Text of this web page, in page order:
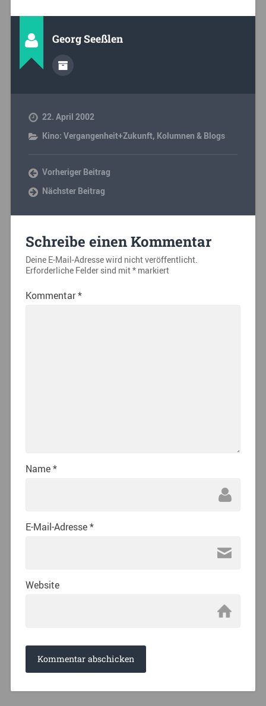
Georg Seeßlen
22. April 2002
Kino: Vergangenheit+Zukunft, Kolumnen & Blogs
Vorheriger Beitrag
Nächster Beitrag
Schreibe einen Kommentar
Deine E-Mail-Adresse wird nicht veröffentlicht.
Erforderliche Felder sind mit*markiert
Kommentar*
Name*
E-Mail-Adresse*
Website